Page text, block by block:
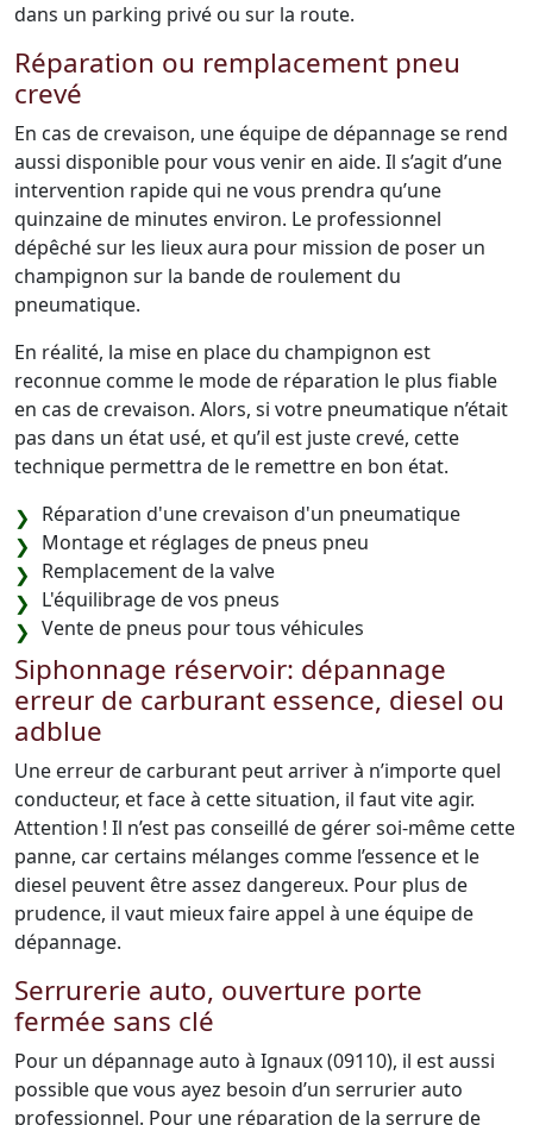
dans un parking privé ou sur la route.
Réparation ou remplacement pneu
crevé
En cas de crevaison, une équipe de dépannage se rend
aussi disponible pour vous venir en aide. Il s’agit d’une
intervention rapide qui ne vous prendra qu’une
quinzaine de minutes environ. Le professionnel
dépêché sur les lieux aura pour mission de poser un
champignon sur la bande de roulement du
pneumatique.
En réalité, la mise en place du champignon est
reconnue comme le mode de réparation le plus fiable
en cas de crevaison. Alors, si votre pneumatique n’était
pas dans un état usé, et qu’il est juste crevé, cette
technique permettra de le remettre en bon état.
Réparation d'une crevaison d'un pneumatique
Montage et réglages de pneus pneu
Remplacement de la valve
L'équilibrage de vos pneus
Vente de pneus pour tous véhicules
Siphonnage réservoir: dépannage
erreur de carburant essence, diesel ou
adblue
Une erreur de carburant peut arriver à n’importe quel
conducteur, et face à cette situation, il faut vite agir.
Attention ! Il n’est pas conseillé de gérer soi-même cette
panne, car certains mélanges comme l’essence et le
diesel peuvent être assez dangereux. Pour plus de
prudence, il vaut mieux faire appel à une équipe de
dépannage.
Serrurerie auto, ouverture porte
fermée sans clé
Pour un dépannage auto à Ignaux (09110), il est aussi
possible que vous ayez besoin d’un serrurier auto
professionnel. Pour une réparation de la serrure de